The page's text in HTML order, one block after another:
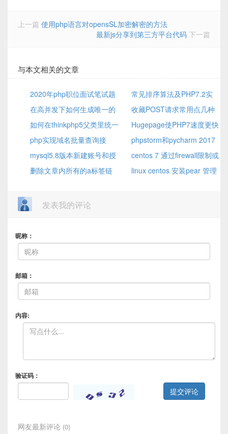
上一篇 使用php语言对opensSL加密解密的方法
最新js分享到第三方平台代码 下一篇
与本文相关的文章
2020年php职位面试笔试题
精选
常见排序算法及PHP7.2实
在高并发下如何生成唯一的
订单号
收藏POST请求常用点几种
错误和解决方案
如何在thinkphp5父类里统一
修改return数据类型
Hugepage使PHP7速度更快
php实现域名批量查询接
phpstorm和pycharm 2017
版本的激活方法
mysql5.8版本新建账号和授
centos 7 通过firewall限制或
开放IP及端口
删除文章内所有的a标签链
的图片不会删的方法
linux centos 安装pear 管理
发表我的评论
昵称：
邮箱：
内容:
验证码：
提交评论
网友最新评论 (0)